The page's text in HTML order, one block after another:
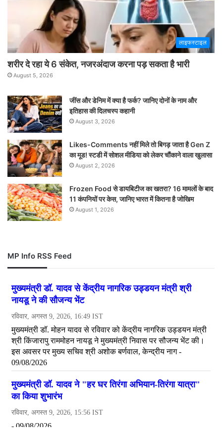
लाइफस्टाइल
शरीर दे रहा ये 6 संकेत, नजरअंदाज करना पड़ सकता है भारी
August 5, 2026
जींस और डेनिम में क्या है फर्क? जानिए दोनों के नाम और
इतिहास की दिलचस्प कहानी
August 3, 2026
Likes-Comments नहीं मिले तो बिगड़ जाता है Gen Z
का मूड! स्टडी में सोशल मीडिया को लेकर चौंकाने वाला खुलासा
August 2, 2026
Frozen Food से डायबिटीज का खतरा? 16 मामलों के बाद
11 कंपनियों पर केस, जानिए भारत में कितना है जोखिम
August 1, 2026
MP Info RSS Feed